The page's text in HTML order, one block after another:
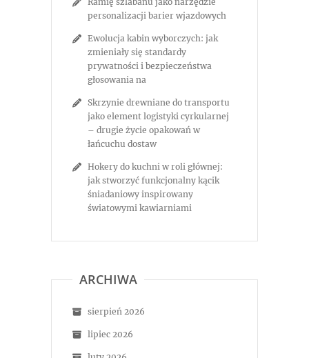
personalizacji barier wjazdowych
Ewolucja kabin wyborczych: jak
zmieniały się standardy
prywatności i bezpieczeństwa
głosowania na
Skrzynie drewniane do transportu
jako element logistyki cyrkularnej
– drugie życie opakowań w
łańcuchu dostaw
Hokery do kuchni w roli głównej:
jak stworzyć funkcjonalny kącik
śniadaniowy inspirowany
światowymi kawiarniami
ARCHIWA
sierpień 2026
lipiec 2026